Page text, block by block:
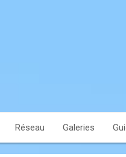
Réseau Galeries